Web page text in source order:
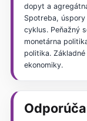
dopyt a
Spotreba,
cyklus. Peňažný
monetárna
politika.
ekonomiky.